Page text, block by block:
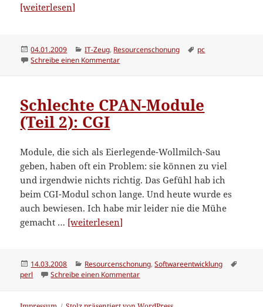
[weiterlesen]
Einsatz”
Veröffentlicht
am
04.01.2009 Kategorien
IT-Zeug, Resourcenschonung Schlagwörter
pc
Schreibe einen Kommentarzu Neuer Server im Einsatz
Schlechte CPAN-Module
(Teil 2): CGI
Module, die sich als Eierlegende-Wollmilch-Sau
geben, haben oft ein Problem: sie können zu viel
und irgendwie nichts richtig. Das Gefühl hab ich
beim CGI-Modul schon lange. Und heute wurde es
auch bewiesen. Ich habe mir leider nie die Mühe
gemacht … [weiterlesen]
(Teil
2):
Veröffentlicht
am
14.03.2008 Kategorien
Resourcenschonung,Softwareentwicklung
perl
Schreibe einen Kommentarzu Schlechte CPAN-Module (Teil 2):